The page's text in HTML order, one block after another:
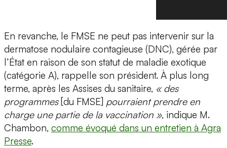
En revanche, le FMSE ne peut pas intervenir sur la
dermatose nodulaire contagieuse (DNC), gérée par
l’État en raison de son statut de maladie exotique
(catégorie A), rappelle son président. À plus long
terme, après les Assises du sanitaire, « des
programmes [du FMSE] pourraient prendre en
charge une partie de la vaccination », indique M.
Chambon, comme évoqué dans un entretien à Agra
Presse.